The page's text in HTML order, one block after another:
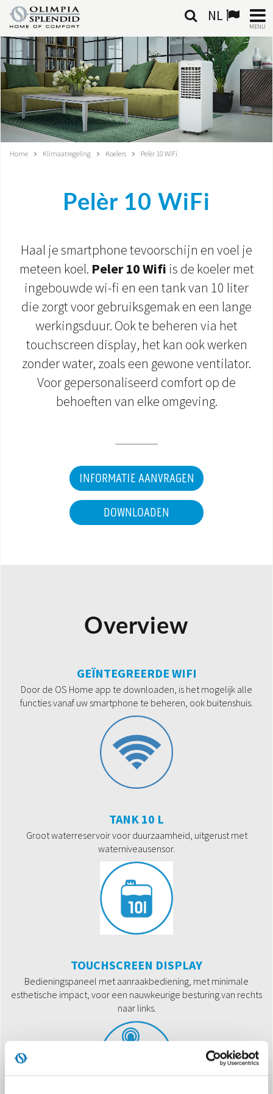
NL
MENU
NEDERLANDSE
HOME
KLIMAATREGELING
VERWARMING
GEÏNTEGREERDE SYSTEMEN
WERELD OS
DOCUMENTATIE PRODUCTEN
Home Klimaatregeling Koelers Pelèr 10 WiFi
Pelèr 10 WiFi
Haal je smartphone tevoorschijn en voel je
meteen koel. Peler 10 Wifi is de koeler met
ingebouwde wi-fi en een tank van 10 liter
die zorgt voor gebruiksgemak en een lange
werkingsduur. Ook te beheren via het
touchscreen display, het kan ook werken
zonder water, zoals een gewone ventilator.
Voor gepersonaliseerd comfort op de
behoeften van elke omgeving.
INFORMATIE AANVRAGEN
DOWNLOADEN
Overview
GEÏNTEGREERDE WIFI
Door de OS Home app te downloaden, is het mogelijk alle
functies vanaf uw smartphone te beheren, ook buitenshuis.
TANK 10 L
Groot waterreservoir voor duurzaamheid, uitgerust met
waterniveausensor.
TOUCHSCREEN DISPLAY
Bedieningspaneel met aanraakbediening, met minimale
esthetische impact, voor een nauwkeurige besturing.van rechts
naar links.